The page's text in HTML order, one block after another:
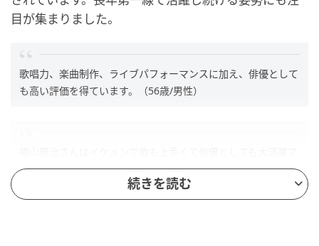
目が集まりました。
歌唱力、楽曲制作、ライブパフォーマンスに加え、俳優として
も高い評価を得ています。（56歳/男性）
すし、一流だと思う。（35歳/女性）
続きを読む